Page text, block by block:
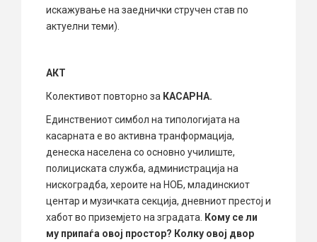
искажување на заеднички стручен став по
актуелни теми).
АКТ
Колективот повторно за КАСАРНА.
Единствениот симбол на типологијата на
касарната е во активна транформација,
денеска населена со основно училиште,
полициската служба, администрација на
нискоградба, хероите на НОБ, младинскиот
центар и музичката секција, дневниот престој и
хабот во приземјето на зградата.
Кому се ли
му припаѓа овој простор? Колку овој двор